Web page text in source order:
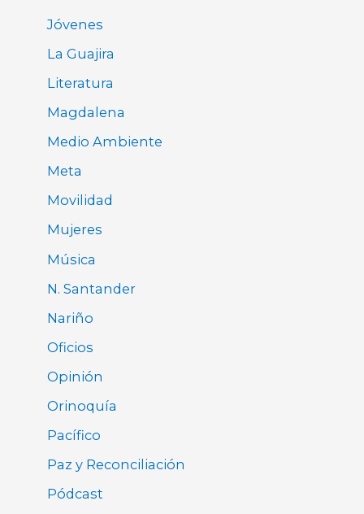
Jóvenes
La Guajira
Literatura
Magdalena
Medio Ambiente
Meta
Movilidad
Mujeres
Música
N. Santander
Nariño
Oficios
Opinión
Orinoquía
Pacífico
Paz y Reconciliación
Pódcast